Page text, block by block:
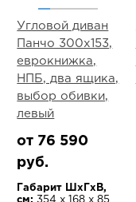
Угловой диван
Панчо 300х153,
еврокнижка,
НПБ, два ящика,
выбор обивки,
левый
от 76 590
руб.
Габарит ШхГхВ,
см: 354 х 168 х 85